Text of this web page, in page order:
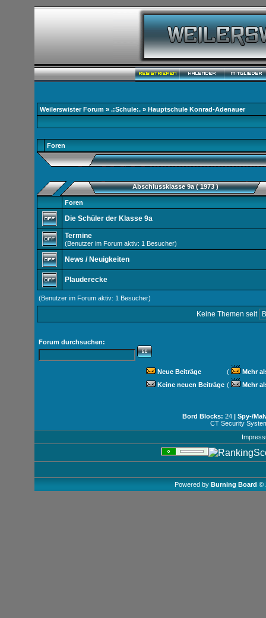
Weilerswister Forum » .:Schule:. » Hauptschule Konrad-Adenauer
Foren
Abschlussklasse 9a ( 1973 )
Foren
Die Schüler der Klasse 9a
Termine
(Benutzer im Forum aktiv: 1 Besucher)
News / Neuigkeiten
Plauderecke
(Benutzer im Forum aktiv: 1 Besucher)
Keine Themen seit
Forum durchsuchen:
Neue Beiträge (
Mehr
Keine neuen Beiträge ( Mehr
Bord Blocks: 24 | Spy-/
CT Security
Powered by Burning Board ©